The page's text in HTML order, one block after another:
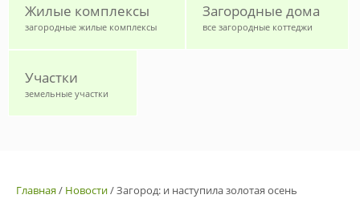
Жилые комплексы
загородные жилые комплексы
Загородные дома
все загородные коттеджи
Участки
земельные участки
Главная / Новости/Загород: и наступила золотая осень